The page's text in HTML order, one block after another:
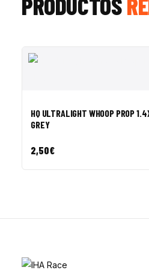
HQ ULTRALIGHT WHOOP PROP
GREY
2,50€